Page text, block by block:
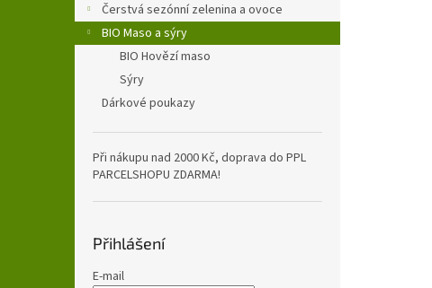
Čerstvá sezónní zelenina a ovoce
BIO Maso a sýry
BIO Hovězí maso
Sýry
Dárkové poukazy
Při nákupu nad 2000 Kč, doprava do PPL
PARCELSHOPU ZDARMA!
Přihlášení
E-mail